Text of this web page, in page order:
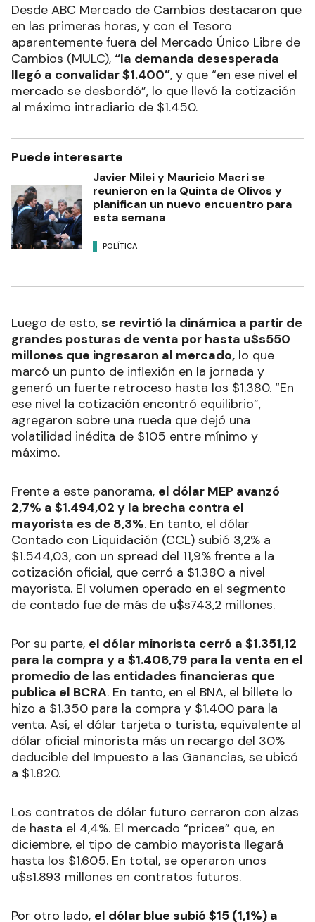
Desde ABC Mercado de Cambios destacaron que
en las primeras horas, y con el Tesoro
aparentemente fuera del Mercado Único Libre de
Cambios (MULC), “la demanda desesperada
llegó a convalidar $1.400”, y que “en ese nivel el
mercado se desbordó”, lo que llevó la cotización
al máximo intradiario de $1.450.
Puede interesarte
Javier Milei y Mauricio Macri se
reunieron en la Quinta de Olivos y
planifican un nuevo encuentro para
esta semana
POLÍTICA
Luego de esto, se revirtió la dinámica a partir de
grandes posturas de venta por hasta u$s550
millones que ingresaron al mercado, lo que
marcó un punto de inflexión en la jornada y
generó un fuerte retroceso hasta los $1.380. “En
ese nivel la cotización encontró equilibrio”,
agregaron sobre una rueda que dejó una
volatilidad inédita de $105 entre mínimo y
máximo.
Frente a este panorama, el dólar MEP avanzó
2,7% a $1.494,02 y la brecha contra el
mayorista es de 8,3%. En tanto, el dólar
Contado con Liquidación (CCL) subió 3,2% a
$1.544,03, con un spread del 11,9% frente a la
cotización oficial, que cerró a $1.380 a nivel
mayorista. El volumen operado en el segmento
de contado fue de más de u$s743,2 millones.
Por su parte, el dólar minorista cerró a $1.351,12
para la compra y a $1.406,79 para la venta en el
promedio de las entidades financieras que
publica el BCRA. En tanto, en el BNA, el billete lo
hizo a $1.350 para la compra y $1.400 para la
venta. Así, el dólar tarjeta o turista, equivalente al
dólar oficial minorista más un recargo del 30%
deducible del Impuesto a las Ganancias, se ubicó
a $1.820.
Los contratos de dólar futuro cerraron con alzas
de hasta el 4,4%. El mercado “pricea” que, en
diciembre, el tipo de cambio mayorista llegará
hasta los $1.605. En total, se operaron unos
u$s1.893 millones en contratos futuros.
Por otro lado, el dólar blue subió $15 (1,1%) a